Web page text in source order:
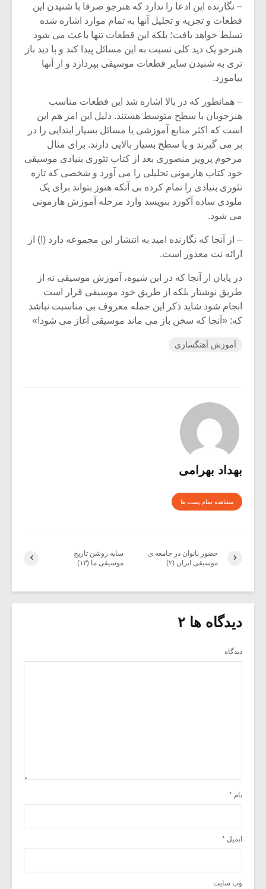
– نگارنده این ادعا را ندارد که هنرجو صرفا با شنیدن این
قطعات و تجزیه و تحلیل آنها به تمام موارد اشاره شده
تسلط خواهد یافت؛ بلکه این قطعات تنها باعث می شود
هنرجو یک دید کلی نسبت به این مسائل پیدا کند و با دید باز
تری به شنیدن سایر قطعات موسیقی بپردازد و از آنها
بیاموزد.
– همانطور که در بالا اشاره شد این قطعات مناسب
هنرجویان با سطح متوسط هستند. دلیل این امر هم این
است که اکثر منابع آموزشی یا مسائل بسیار ابتدایی را در
بر می گیرند و یا سطح بسیار بالایی دارند. برای مثال
مرحوم پرویز منصوری بعد از کتاب تئوری بنیادی موسیقی
خود کتاب هارمونی تحلیلی را می آورد و شخصی که تازه
تئوری بنیادی را تمام کرده بی آنکه هنوز بتواند برای یک
ملودی ساده آکورد بنویسد وارد مرحله آموزش هارمونی
می شود.
– از آنجا که نگارنده امید به انتشار این مجموعه دارد (!) از
ارائه نت معذور است.
در پایان از آنجا که در این شیوه، آموزش موسیقی نه از
طریق نوشتار بلکه از طریق خود موسیقی قرار است
انجام شود شاید ذکر این جمله معروف بی مناسبت نباشد
که: «آنجا که سخن باز می ماند موسیقی آغاز می شود!»
آموزش آهنگسازی
بهداد بهرامی
مشاهده تمام پست ها
سایه روشن تاریخ
موسیقی ما (۱۳)
حضور بانوان در جامعه ی
موسیقی ایران (۲)
دیدگاه ها ۲
دیدگاه
نام *
ایمیل *
وب‌ سایت